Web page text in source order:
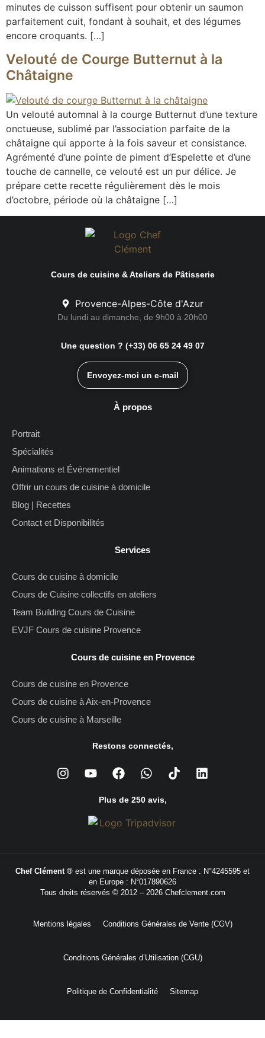
minutes de cuisson suffisent pour obtenir un saumon
parfaitement cuit, fondant à souhait, et des légumes
encore croquants. […]
Velouté de Courge Butternut à la
Châtaigne
Un velouté automnal à la courge Butternut d’une texture
onctueuse, sublimé par l’association parfaite de la
châtaigne qui apporte à la fois saveur et consistance.
Agrémenté d’une pointe de piment d’Espelette et d’une
touche de cannelle, ce velouté est un pur délice. Je
prépare cette recette régulièrement dès le mois
d’octobre, période où la châtaigne […]
Cours de cuisine & Ateliers de Pâtisserie
Provence-Alpes-Côte d'Azur
Du lundi au dimanche, de 9h00 à 20h00
Une question ? (+33) 06 65 24 49 07
Envoyez-moi un e-mail
À propos
Portrait
Spécialités
Animations et Événementiel
Offrir un cours de cuisine à domicile
Blog | Recettes
Contact et Disponibilités
Services
Cours de cuisine à domicile
Cours de Cuisine collectifs en ateliers
Team Building Cours de Cuisine
EVJF Cours de cuisine Provence
Cours de cuisine en Provence
Cours de cuisine en Provence
Cours de cuisine à Aix-en-Provence
Cours de cuisine à Marseille
Restons connectés,
Plus de 250 avis,
Chef Clément ® est une marque déposée en France : N°4245595 et
en Europe : N°017890626
Tous droits réservés © 2012 – 2026 Chefclement.com
Mentions légales Conditions Générales de Vente (CGV)
Conditions Générales d’Utilisation (CGU)
Politique de Confidentialité Sitemap